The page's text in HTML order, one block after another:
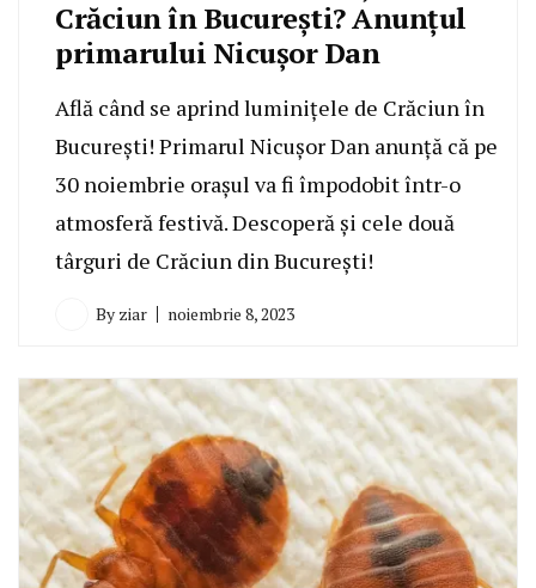
Crăciun în București? Anunțul
primarului Nicușor Dan
Află când se aprind luminițele de Crăciun în
București! Primarul Nicușor Dan anunță că pe
30 noiembrie orașul va fi împodobit într-o
atmosferă festivă. Descoperă și cele două
târguri de Crăciun din București!
By ziar noiembrie 8, 2023